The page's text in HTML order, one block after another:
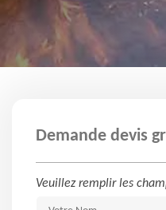
Demande devis
Veuillez remplir les